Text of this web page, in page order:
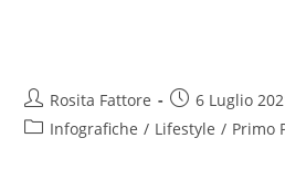
Rosita Fattore
6 Luglio
Infografiche / Lifestyle / Primo